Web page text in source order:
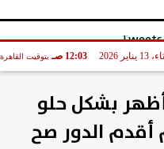
2026 12:03 صـ بتوقيت القاهرة
بشكل حلو
الدور صح